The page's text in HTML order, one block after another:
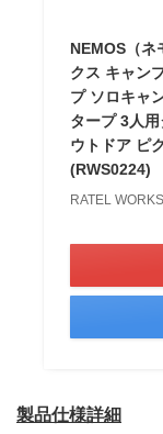
NEMOS（ネ
クス キャン
プ ソロキャ
タープ 3人
ウトドア ピ
(RWS0224)
RATEL
製品仕様詳細